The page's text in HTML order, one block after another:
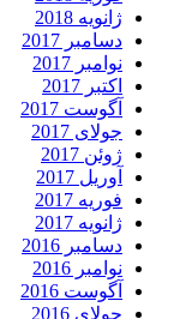
ژانویه 2018
دسامبر 2017
نوامبر 2017
اکتبر 2017
آگوست 2017
جولای 2017
ژوئن 2017
آوریل 2017
فوریه 2017
ژانویه 2017
دسامبر 2016
نوامبر 2016
آگوست 2016
جولای 2016